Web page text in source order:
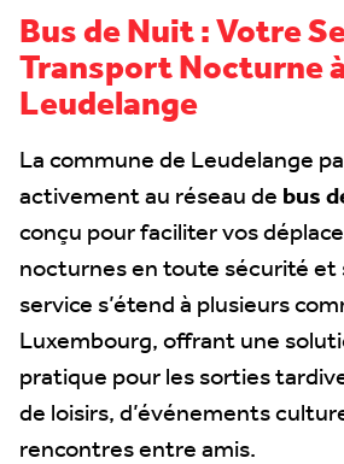
Bus de Nuit : Votre
Transport Nocturne
Leudelange
La commune de Leudelange
activement au réseau debus
conçu pour faciliter vos
nocturnes en toute sécurité et
service s’étend à plusieurs
Luxembourg, offrant une
pratique pour les sorties
de loisirs, d’événements
rencontres entre amis.